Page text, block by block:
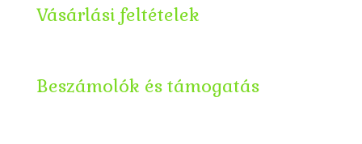
Vásárlási feltételek
Beszámolók és támogatás